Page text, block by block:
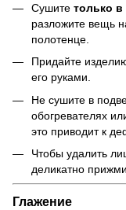
Сушите только
разложите вещь
полотенце.
Придайте
его руками.
Не сушите в
обогревателях
это приводит к
Чтобы удалить
деликатно
Глажение